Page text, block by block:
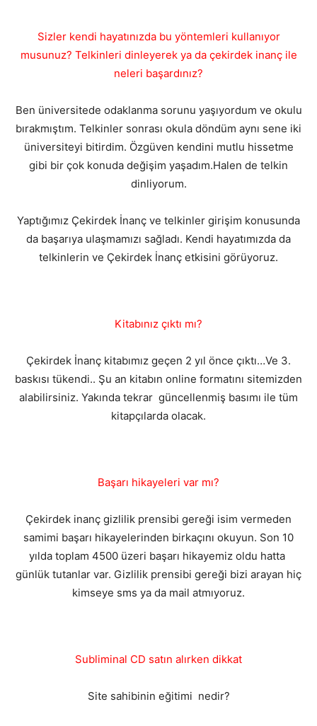
Sizler kendi hayatınızda bu yöntemleri kullanıyor
musunuz? Telkinleri dinleyerek ya da çekirdek inanç ile
neleri başardınız?
Ben üniversitede odaklanma sorunu yaşıyordum ve okulu
bırakmıştım. Telkinler sonrası okula döndüm aynı sene iki
üniversiteyi bitirdim. Özgüven kendini mutlu hissetme
gibi bir çok konuda değişim yaşadım.Halen de telkin
dinliyorum.
Yaptığımız Çekirdek İnanç ve telkinler girişim konusunda
da başarıya ulaşmamızı sağladı. Kendi hayatımızda da
telkinlerin ve Çekirdek İnanç etkisini görüyoruz.
Kitabınız çıktı mı?
Çekirdek İnanç kitabımız geçen 2 yıl önce çıktı…Ve 3.
baskısı tükendi.. Şu an kitabın online formatını sitemizden
alabilirsiniz. Yakında tekrar güncellenmiş basımı ile tüm
kitapçılarda olacak.
Başarı hikayeleri var mı?
Çekirdek inanç gizlilik prensibi gereği isim vermeden
samimi başarı hikayelerinden birkaçını okuyun. Son 10
yılda toplam 4500 üzeri başarı hikayemiz oldu hatta
günlük tutanlar var. Gizlilik prensibi gereği bizi arayan hiç
kimseye sms ya da mail atmıyoruz.
Subliminal CD satın alırken dikkat
Site sahibinin eğitimi nedir?